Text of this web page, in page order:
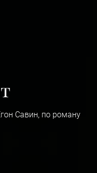
Савин, по роману